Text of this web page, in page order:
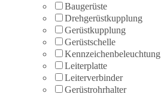
Baugerüste
Drehgerüstkupplung
Gerüstkupplung
Gerüstschelle
Kennzeichenbeleuchtung
Leiterplatte
Leiterverbinder
Gerüstrohrhalter